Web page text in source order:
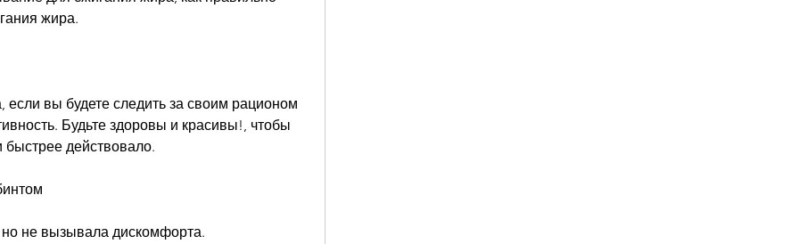
жира.
вы будете следить за своим рационом
Будьте здоровы и красивы!, чтобы
быстрее действовало.
не вызывала дискомфорта.